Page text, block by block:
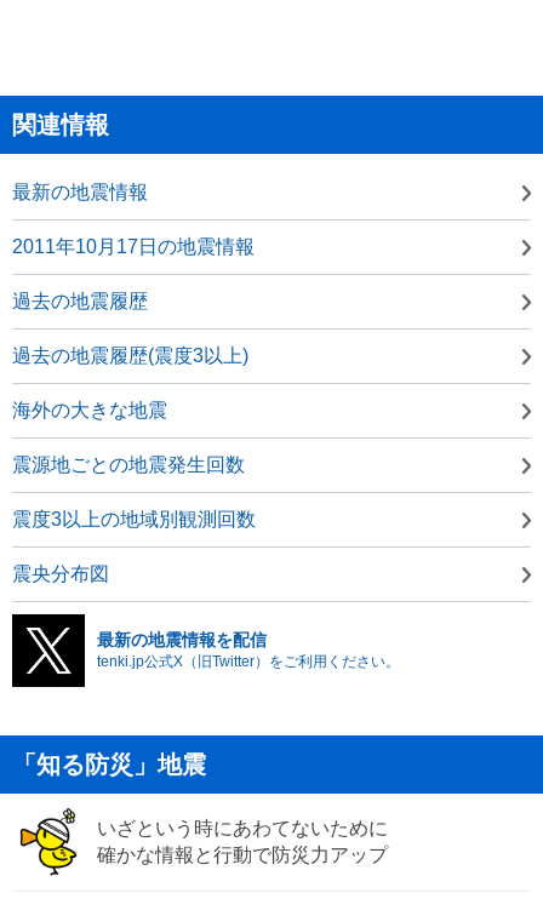
関連情報
最新の地震情報
2011年10月17日の地震情報
過去の地震履歴
過去の地震履歴(震度3以上)
海外の大きな地震
震源地ごとの地震発生回数
震度3以上の地域別観測回数
震央分布図
最新の地震情報を配信
tenki.jp公式X（旧Twitter）をご利用ください。
「知る防災」地震
いざという時にあわてないために
確かな情報と行動で防災力アップ